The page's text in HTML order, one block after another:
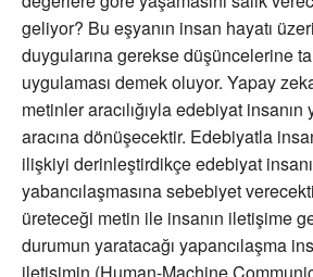
geliyor? Bu eşyanın insan hayatı
duygularına gerekse düşüncelerine
uygulaması demek oluyor. Yapay
metinler aracılığıyla edebiyat insanın
aracına dönüşecektir. Edebiyatla
ilişkiyi derinleştirdikçe edebiyat
yabancılaşmasına sebebiyet
üreteceği metin ile insanın iletişime
durumun yaratacağı yapancılaşma